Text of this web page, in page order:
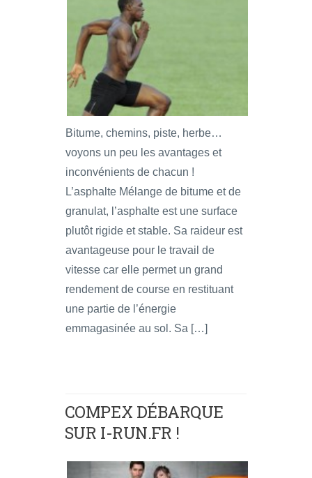
Bitume, chemins, piste, herbe…
voyons un peu les avantages et
inconvénients de chacun !
L’asphalte Mélange de bitume et de
granulat, l’asphalte est une surface
plutôt rigide et stable. Sa raideur est
avantageuse pour le travail de
vitesse car elle permet un grand
rendement de course en restituant
une partie de l’énergie
emmagasinée au sol. Sa […]
COMPEX DÉBARQUE
SUR I-RUN.FR !